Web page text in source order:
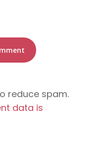
reduce spam.
data is